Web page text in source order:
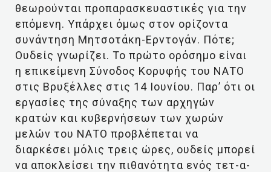
θεωρούνται προπαρασκευαστικές για την
επόμενη. Υπάρχει όμως στον ορίζοντα
συνάντηση Μητσοτάκη-Ερντογάν. Πότε;
Ουδείς γνωρίζει. Το πρώτο ορόσημο είναι
η επικείμενη Σύνοδος Κορυφής του ΝΑΤΟ
στις Βρυξέλλες στις 14 Ιουνίου. Παρ’ ότι οι
εργασίες της σύναξης των αρχηγών
κρατών και κυβερνήσεων των χωρών
μελών του ΝΑΤΟ προβλέπεται να
διαρκέσει μόλις τρεις ώρες, ουδείς μπορεί
να αποκλείσει την πιθανότητα ενός τετ-α-